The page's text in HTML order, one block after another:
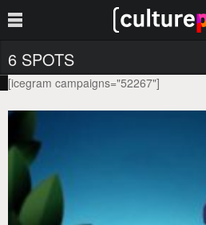
6 SPOTS
[icegram campaigns="52267"]